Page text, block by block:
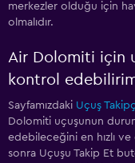
merkezler olduğu için
olmalıdır.
Air Dolomiti için
kontrol
Sayfamızdaki Uçuş
Dolomiti uçuşunun
edebileceğini en hızlı
sonra Uçuşu Takip Et